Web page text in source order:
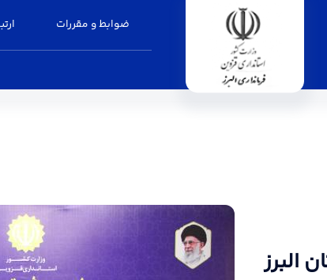
ضوابط و مقررات
البرز